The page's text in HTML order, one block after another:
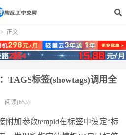
> 正文
TAGS标签(showtags)调用全
阅读(653)
附加参数tempid在标签中设定“标